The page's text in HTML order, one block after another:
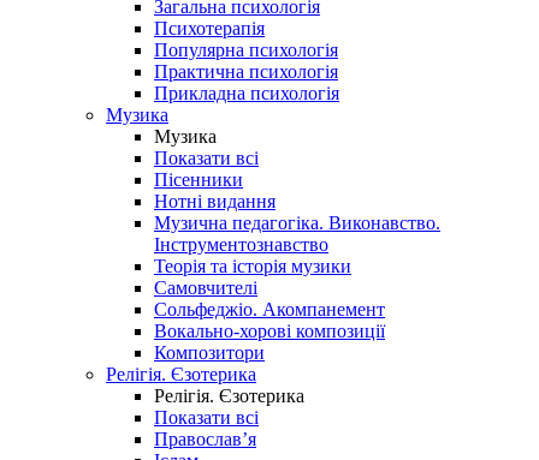
Загальна психологія
Психотерапія
Популярна психологія
Практична психологія
Прикладна психологія
Музика
Музика
Показати всі
Пісенники
Нотні видання
Музична педагогіка. Виконавство.
Інструментознавство
Теорія та історія музики
Самовчителі
Сольфеджіо. Акомпанемент
Вокально-хорові композиції
Композитори
Релігія. Єзотерика
Релігія. Єзотерика
Показати всі
Православ’я